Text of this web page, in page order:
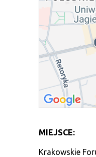
MIEJSCE:
Krakowskie